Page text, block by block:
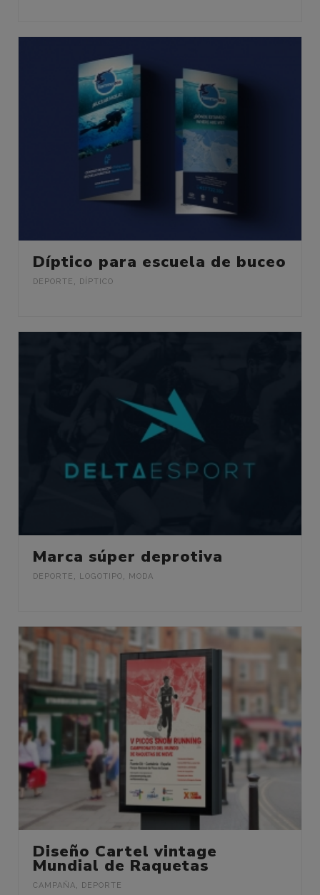
Díptico para escuela de buceo
DEPORTE , DÍPTICO
Marca súper deprotiva
DEPORTE , LOGOTIPO, MODA
Diseño Cartel vintage
Mundial de Raquetas
CAMPAÑA, DEPORTE